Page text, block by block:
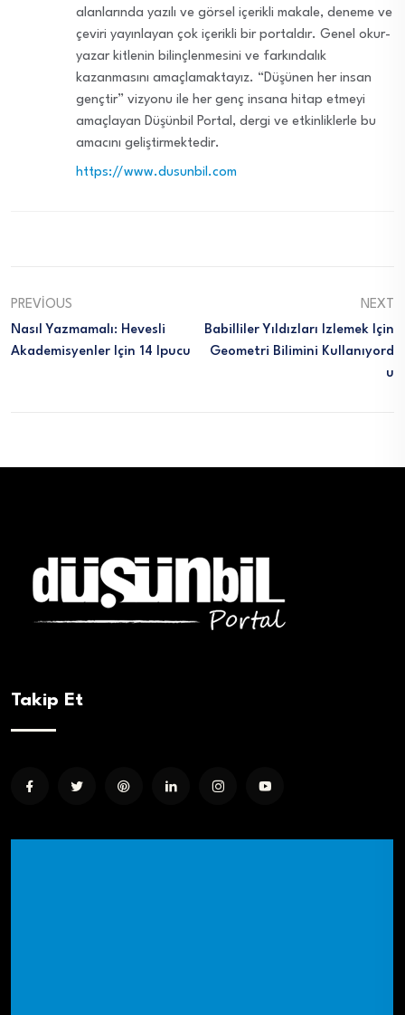
alanlarında yazılı ve görsel içerikli makale, deneme ve
çeviri yayınlayan çok içerikli bir portaldır. Genel okur-
yazar kitlenin bilinçlenmesini ve farkındalık
kazanmasını amaçlamaktayız. “Düşünen her insan
gençtir” vizyonu ile her genç insana hitap etmeyi
amaçlayan Düşünbil Portal, dergi ve etkinliklerle bu
amacını geliştirmektedir.
https://www.dusunbil.com
PREVIOUS
Nasıl Yazmamalı: Hevesli
Akademisyenler Için 14 Ipucu
NEXT
Babilliler Yıldızları Izlemek Için
Geometri Bilimini Kullanıyord
U
Takip Et